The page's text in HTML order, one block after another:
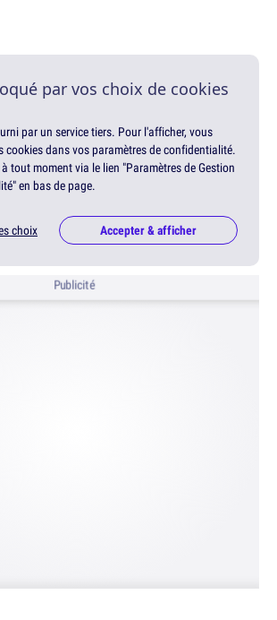
par vos choix de cookies
par un service tiers. Pour l'afficher, vous
cookies dans vos paramètres de confidentialité.
tout moment via le lien "Paramètres de Gestion
en bas de page.
choix Accepter & afficher
Publicité